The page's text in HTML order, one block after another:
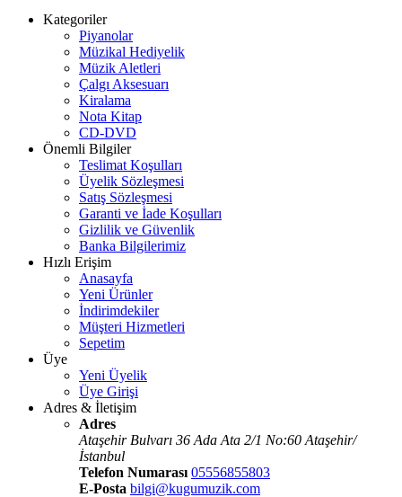
Kategoriler
Piyanolar
Müzikal Hediyelik
Müzik Aletleri
Çalgı Aksesuarı
Kiralama
Nota Kitap
CD-DVD
Önemli Bilgiler
Teslimat Koşulları
Üyelik Sözleşmesi
Satış Sözleşmesi
Garanti ve İade Koşulları
Gizlilik ve Güvenlik
Banka Bilgilerimiz
Hızlı Erişim
Anasayfa
Yeni Ürünler
İndirimdekiler
Müşteri Hizmetleri
Sepetim
Üye
Yeni Üyelik
Üye Girişi
Adres & İletişim
Adres
Ataşehir Bulvarı 36 Ada Ata 2/1 No:60 Ataşehir/
İstanbul
Telefon Numarası 05556855803
E-Posta bilgi@kugumuzik.com